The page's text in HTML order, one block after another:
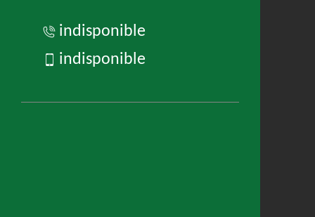
indisponible
indisponible